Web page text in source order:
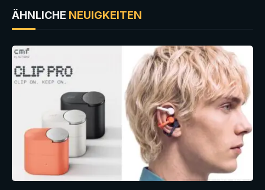
ÄHNLICHE NEUIGKEITEN